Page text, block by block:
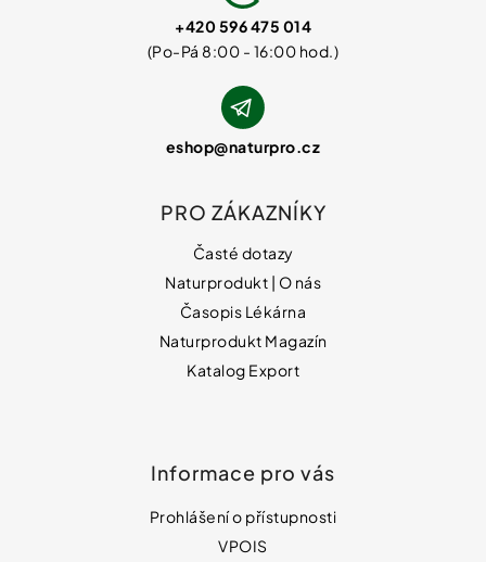
eshop@naturpro.cz
+420 596 475 014
PRO ZÁKAZNÍKY
Časté dotazy
Naturprodukt | O nás
Časopis Lékárna
Naturprodukt Magazín
Katalog Export
Informace pro vás
Prohlášení o přístupnosti
VPOIS